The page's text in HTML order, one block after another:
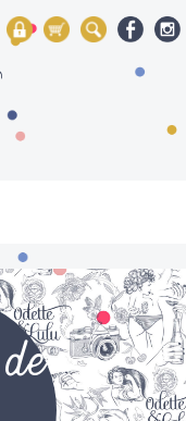
panier
Rechercher